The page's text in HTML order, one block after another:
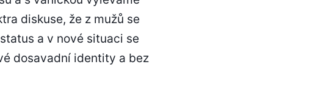
diskuse, že z mužů se
a v nové situaci se
dosavadní identity a bez